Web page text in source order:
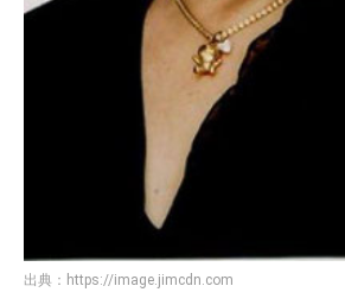
出典： https://image.jimcdn.com